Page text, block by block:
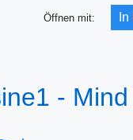
Öffnen mit:
-